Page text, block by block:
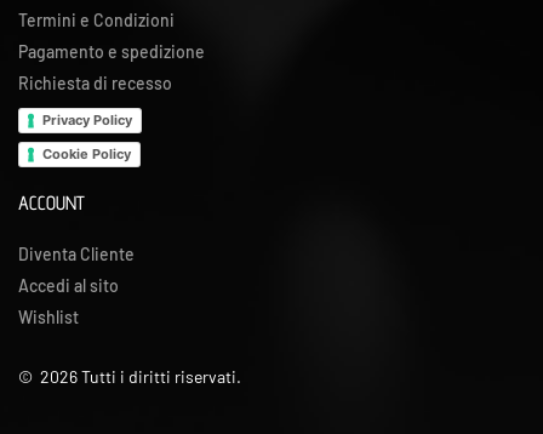
Termini e Condizioni
Pagamento e spedizione
Richiesta di recesso
Privacy Policy
Cookie Policy
ACCOUNT
Diventa Cliente
Accedi al sito
Wishlist
© 2026Tutti i diritti riservati.